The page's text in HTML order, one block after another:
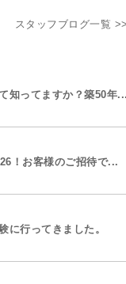
スタッフブログ一覧 >>
知ってますか？築50年...
！お客様のご招待で...
に行ってきました。